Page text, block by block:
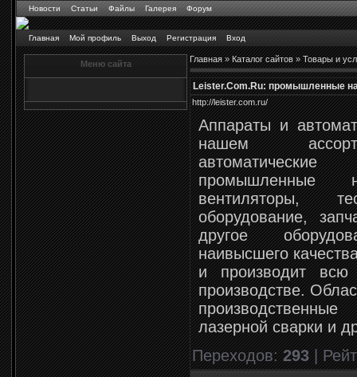
Новости Статьи Файлы Галерея Форум
Главная Мой профиль Выход Регистрация Вход
Меню сайта Главная»Каталог сайтов»Товары и
Leister.Com.Ru: промышленные
http://leister.com.ru/
Аппараты и
нашем
промышленные
вентиляторы,
оборудование,
другое
наивысшего
и производит всю
производстве.
лазерной сварки и
Переходов:293|